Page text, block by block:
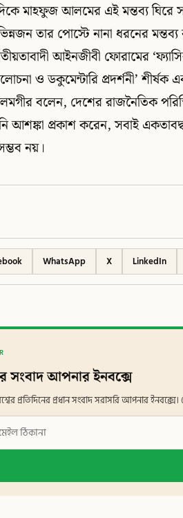
মাহফুজ আলমের এই মন্তব্য ঘিরে
তার পোস্টে নানা ধরনের
আইনজীবী ফোরামের
ও ডকুমেন্টারি প্রদর্শনী’
বলেন, দেশের রাজনৈতিক
আশঙ্কা প্রকাশ করেন, সবাই
নয়।
WhatsApp X LinkedIn
সংবাদ আপনার ইনবক্সে
প্রতিদিনের প্রধান সংবাদ সরাসরি আপনার